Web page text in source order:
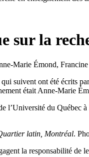
sur la
Marie Émond,
qui suivent ont été écrits
était Anne-Marie
l’Université du Québec
latin, Montréal.
la responsabilité de